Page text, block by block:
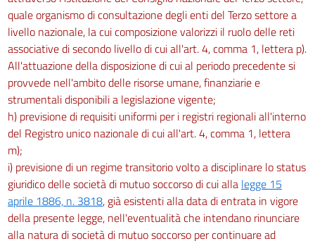
quale organismo di consultazione degli enti del Terzo settore a
livello nazionale, la cui composizione valorizzi il ruolo delle reti
associative di secondo livello di cui all'art. 4, comma 1, lettera p).
All'attuazione della disposizione di cui al periodo precedente si
provvede nell'ambito delle risorse umane, finanziarie e
strumentali disponibili a legislazione vigente;
h) previsione di requisiti uniformi per i registri regionali all'interno
del Registro unico nazionale di cui all'art. 4, comma 1, lettera
m);
i) previsione di un regime transitorio volto a disciplinare lo status
giuridico delle società di mutuo soccorso di cui alla legge 15
aprile 1886, n. 3818, già esistenti alla data di entrata in vigore
della presente legge, nell'eventualità che intendano rinunciare
alla natura di società di mutuo soccorso per continuare ad